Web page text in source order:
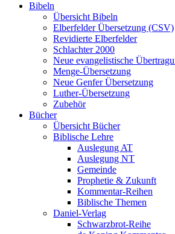
Bibeln
Übersicht Bibeln
Elberfelder Übersetzung (CSV)
Revidierte Elberfelder
Schlachter 2000
Neue evangelistische
Menge-Übersetzung
Neue Genfer Übersetzung
Luther-Übersetzung
Zubehör
Bücher
Übersicht Bücher
Biblische Lehre
Auslegung AT
Auslegung NT
Gemeinde
Prophetie & Zukunft
Kommentar-Reihen
Biblische Themen
Daniel-Verlag
Schwarzbrot-Reihe